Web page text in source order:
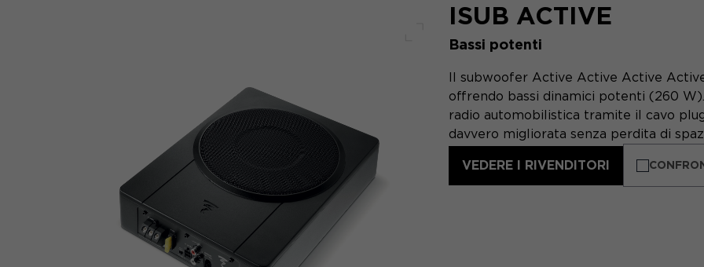
Schermo intero
ISUB ACTIVE
Bassi potenti
Il subwoofer Active Active Active
offrendo bassi dinamici potenti (260
radio automobilistica tramite il cavo
davvero migliorata senza perdita di
VEDERE I RIVENDITORI